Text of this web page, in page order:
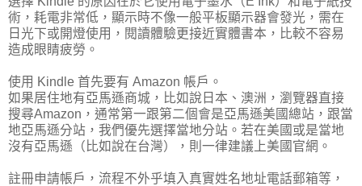
術，耗電非常低，顯示時不像一般平板顯示器會發光，需在
日光下或開燈使用，閱讀體驗更接近實體書本，比較不容易
造成眼睛疲勞。
使用 Kindle 首先要有 Amazon 帳戶。
如果居住地有亞馬遜商城，比如說日本、澳洲，瀏覽器直接
搜尋Amazon，通常第一跟第二個會是亞馬遜美國總站，跟當
地亞馬遜分站，我們優先選擇當地分站。若在美國或是當地
沒有亞馬遜（比如說在台灣），則一律建議上美國官網。
註冊申請帳戶，流程不外乎填入真實姓名地址電話郵箱等，